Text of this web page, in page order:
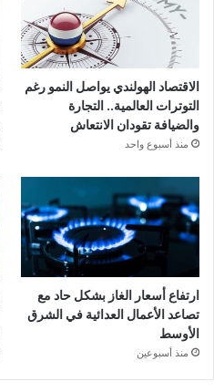
الاقتصاد الهولندي يواصل النمو رغم
التوترات العالمية.. التجارة
والضيافة تقودان الانتعاش
منذ أسبوع واحد
ارتفاع أسعار الغاز بشكل حاد مع
تصاعد الأعمال العدائية في الشرق
الأوسط
منذ أسبوعين